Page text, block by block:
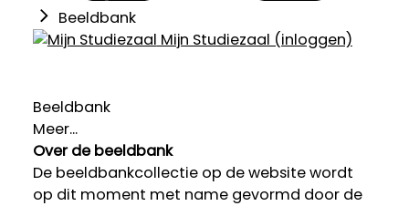
Beeldbank
Mijn Studiezaal (inloggen)
Beeldbank
Meer...
Over de beeldbank
De beeldbankcollectie op de website wordt
op dit moment met name gevormd door de